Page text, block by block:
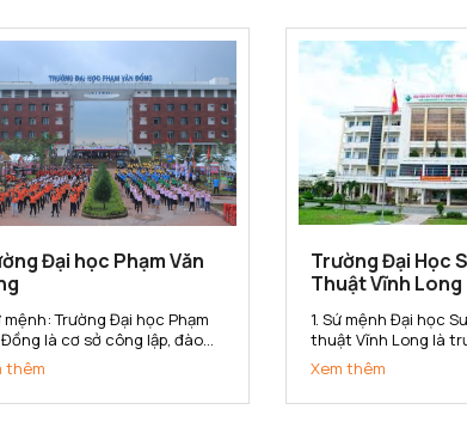
cấp cho xã hội các sản...
chuyển giao công
vực Văn hóa,...
Đại học Phạm Văn
mệnh: Trường Đại học Phạm
là cơ sở công lập, đào
ngành, đa phương thức; là
nghiên cứu khoa học, ứng
và chuyển giao công nghệ;
thêm
Trường Đại Học
Thuật Vĩnh Long
1. Sứ mệnh Đại học Sư phạm Kỹ
thuật Vĩnh Long là
định hướng ứng
tâm đào tạo, bồi
giáo dục nghề
Xem thêm